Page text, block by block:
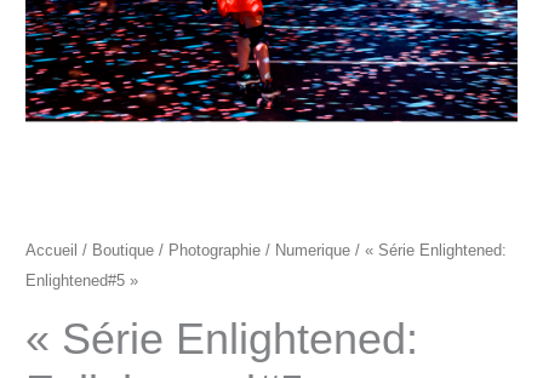
Accueil / Boutique / Photographie / Numerique / « Série Enlightened:
Enlightened#5 »
« Série Enlightened: